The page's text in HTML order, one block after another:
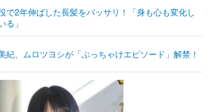
その他
法
で2年伸ばした長髪をバッサリ！「身も心も変化し
る」
紀、ムロツヨシが「ぶっちゃけエピソード」解禁！